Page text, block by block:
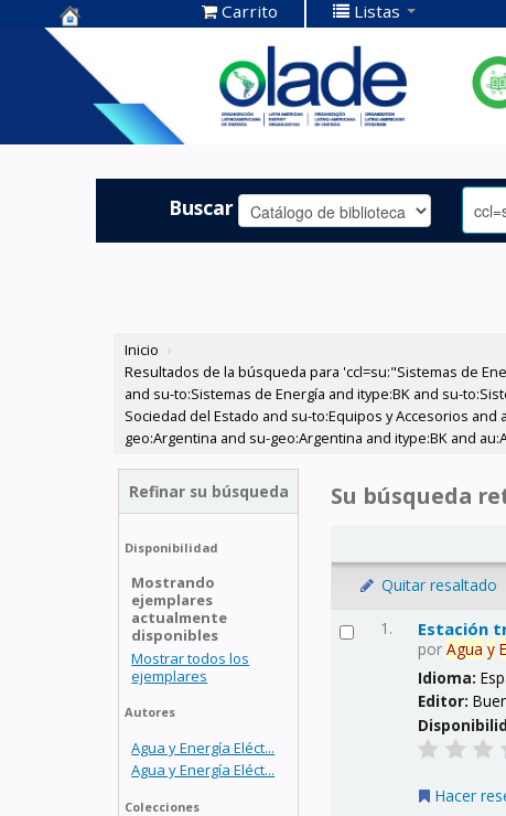
Centro de
Documentación
OLADE -
Carrito Listas
Buscar
Inicio ›
Resultados de la búsqueda para 'ccl=su:"Sistemas de
and su-to:Sistemas de Energía and itype:BK and su-
Sociedad del Estado and su-to:Equipos y Accesorios and
geo:Argentina and su-geo:Argentina and itype:BK and
Refinar su búsqueda
Disponibilidad
Mostrando
ejemplares
actualmente
disponibles
Mostrar todos los
ejemplares
Autores
Agua y Energía Eléct...
Agua y Energía Eléct...
Colecciones
Su búsqueda
Quitar resaltado
1. Estación
porAgua y
Idioma:
Editor:
Hacer